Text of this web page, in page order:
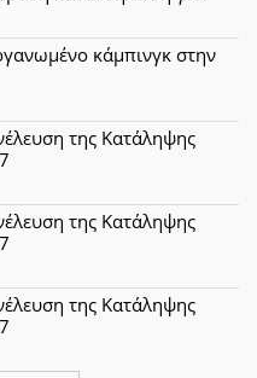
κάμπινγκ στην
της Κατάληψης
της Κατάληψης
της Κατάληψης